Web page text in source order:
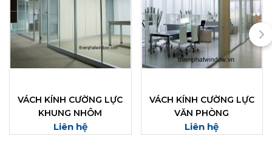
VÁCH KÍNH CƯỜNG LỰC
KHUNG NHÔM
Liên hệ
VÁCH KÍNH CƯỜNG LỰC
VĂN PHÒNG
Liên hệ